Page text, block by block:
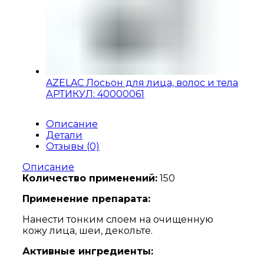
AZELAC Лосьон для лица, волос и тела
АРТИКУЛ: 40000061
Описание
Детали
Отзывы (0)
Описание
Количество применений: 150
Применение препарата:
Нанести тонким слоем на очищенную
кожу лица, шеи, декольте.
Активные ингредиенты: